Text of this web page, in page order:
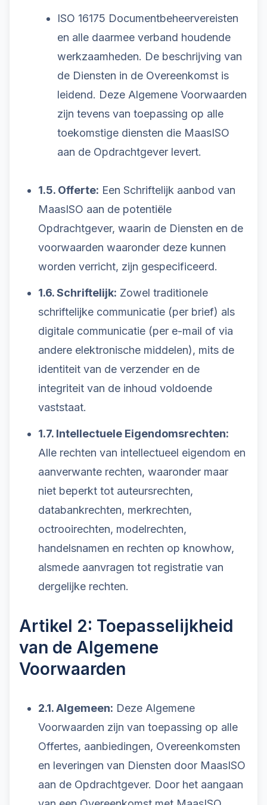
ISO 16175 Documentbeheervereisten
en alle daarmee verband houdende
werkzaamheden. De beschrijving van
de Diensten in de Overeenkomst is
leidend. Deze Algemene Voorwaarden
zijn tevens van toepassing op alle
toekomstige diensten die MaasISO
aan de Opdrachtgever levert.
1.5. Offerte: Een Schriftelijk aanbod van
MaasISO aan de potentiële
Opdrachtgever, waarin de Diensten en de
voorwaarden waaronder deze kunnen
worden verricht, zijn gespecificeerd.
1.6. Schriftelijk: Zowel traditionele
schriftelijke communicatie (per brief) als
digitale communicatie (per e-mail of via
andere elektronische middelen), mits de
identiteit van de verzender en de
integriteit van de inhoud voldoende
vaststaat.
1.7. Intellectuele Eigendomsrechten:
Alle rechten van intellectueel eigendom en
aanverwante rechten, waaronder maar
niet beperkt tot auteursrechten,
databankrechten, merkrechten,
octrooirechten, modelrechten,
handelsnamen en rechten op knowhow,
alsmede aanvragen tot registratie van
dergelijke rechten.
Artikel 2: Toepasselijkheid
van de Algemene
Voorwaarden
2.1. Algemeen: Deze Algemene
Voorwaarden zijn van toepassing op alle
Offertes, aanbiedingen, Overeenkomsten
en leveringen van Diensten door MaasISO
aan de Opdrachtgever. Door het aangaan